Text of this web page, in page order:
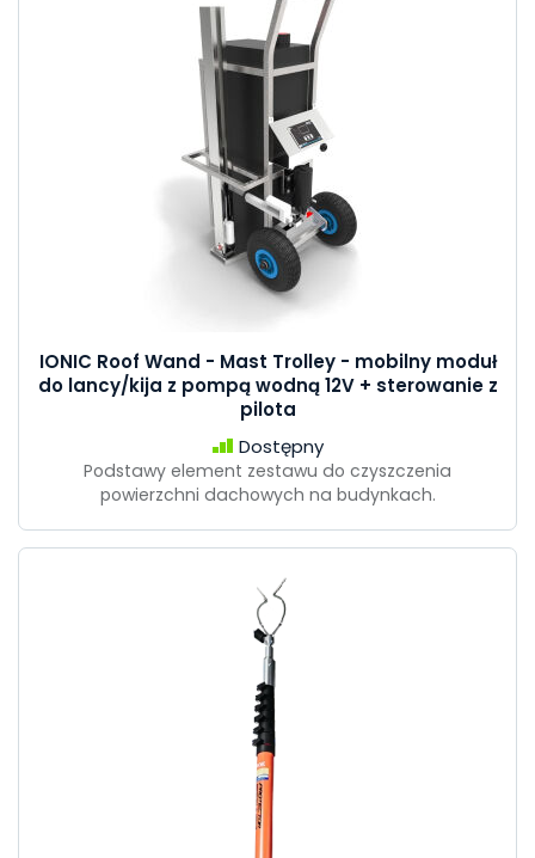
IONIC Roof Wand - Mast Trolley - mobilny moduł
do lancy/kija z pompą wodną 12V + sterowanie z
pilota
Dostępny
Podstawy element zestawu do czyszczenia
powierzchni dachowych na budynkach.